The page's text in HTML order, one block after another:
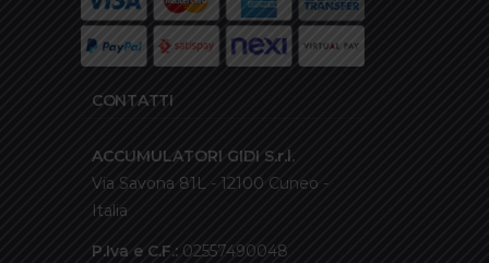
CONTATTI
ACCUMULATORI GIDI S.r.l.
Via Savona 81L - 12100 Cuneo -
Italia
P.Iva e C.F.: 02557490048